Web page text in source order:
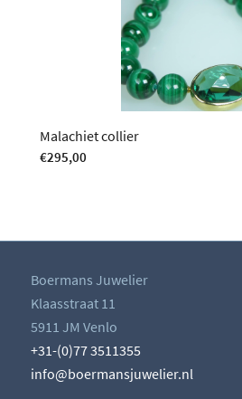
Malachiet collier
€295,00
Boermans Juwelier
Klaasstraat 11
5911 JM Venlo
+31-(0)77 3511355
info@boermansjuwelier.nl